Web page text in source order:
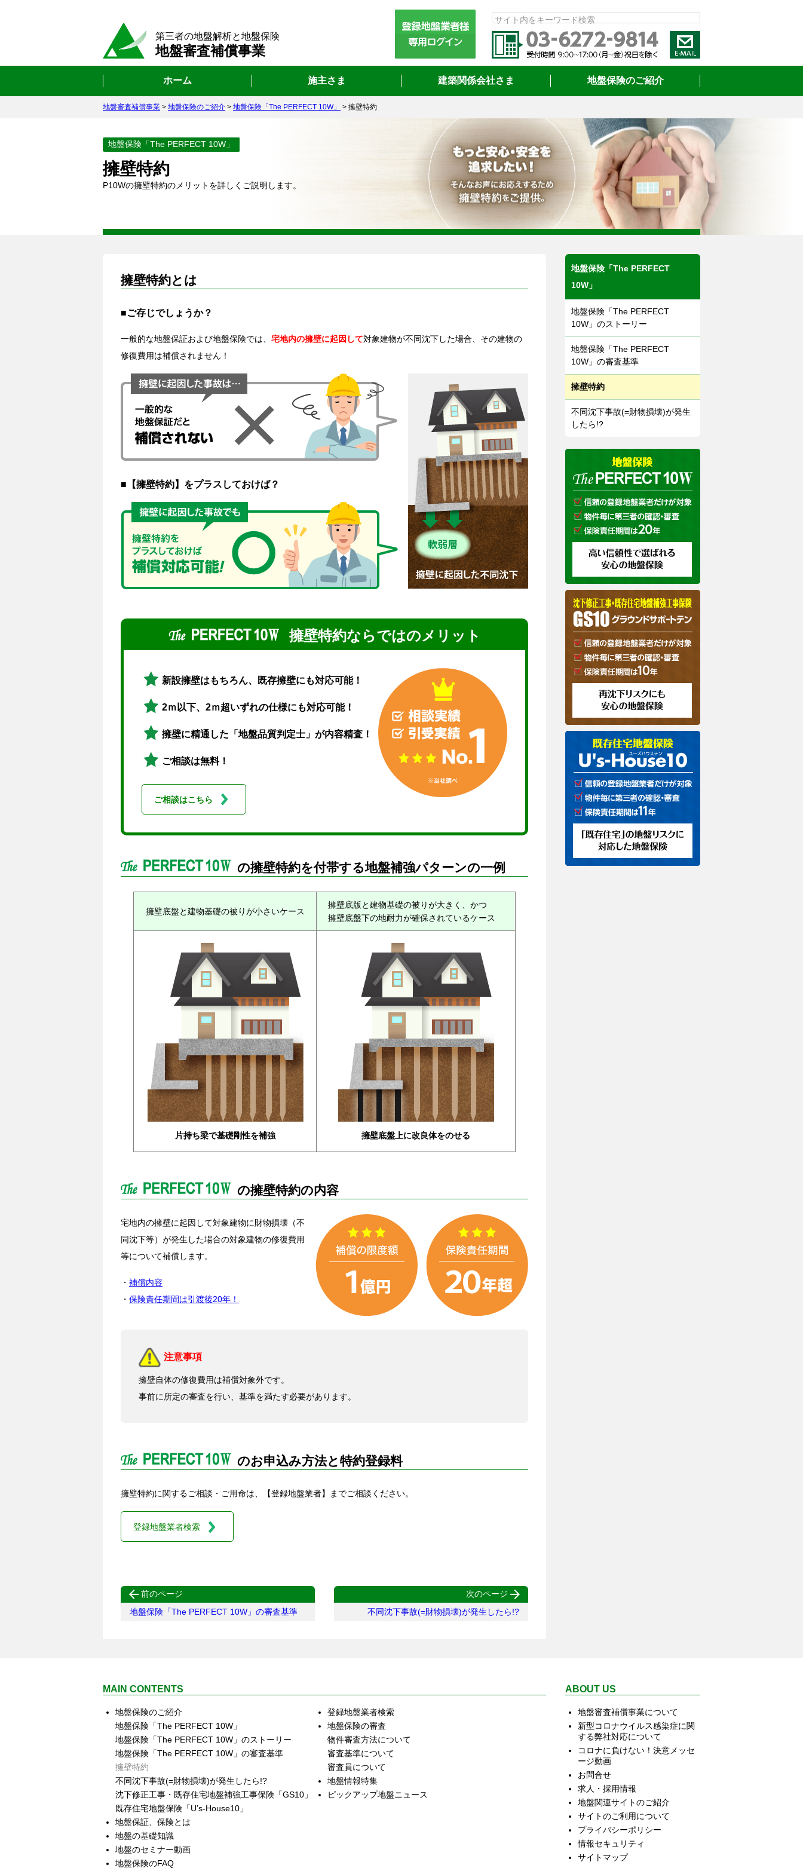
第三者の地盤解析と地盤保険
地盤審査補償事業
サイト内をキーワード検索
ホーム 施主さま 建築関係会社さま 地盤保険のご紹介
地盤審査補償事業 > 地盤保険のご紹介 > 地盤保険「The PERFECT 10W」 > 擁壁特約
地盤保険「The PERFECT 10W」
擁壁特約
P10Wの擁壁特約のメリットを詳しくご説明します。
擁壁特約とは
■ご存じでしょうか？
一般的な地盤保証および地盤保険では、 宅地内の擁壁に起因して対象建物が不同沈下した場合、その建物の
修復費用は補償されません！
■【擁壁特約】をプラスしておけば？
擁壁特約ならではのメリット
新設擁壁はもちろん、既存擁壁にも対応可能！
2ｍ以下、2ｍ超いずれの仕様にも対応可能！
擁壁に精通した「地盤品質判定士」が内容精査！
ご相談は無料！
ご相談はこちら
の擁壁特約を付帯する地盤補強パターンの一例
擁壁底盤と建物基礎の被りが小さいケース
擁壁底版と建物基礎の被りが大きく、かつ
擁壁底盤下の地耐力が確保されているケース
片持ち梁で基礎剛性を補強 擁壁底盤上に改良体をのせる
の擁壁特約の内容
宅地内の擁壁に起因して対象建物に財物損壊（不
同沈下等）が発生した場合の対象建物の修復費用
等について補償します。
・ 補償内容
・ 保険責任期間は引渡後20年！
注意事項
擁壁自体の修復費用は補償対象外です。
事前に所定の審査を行い、基準を満たす必要があります。
のお申込み方法と特約登録料
擁壁特約に関するご相談・ご用命は、【登録地盤業者】までご相談ください。
登録地盤業者検索
 前のページ
地盤保険「The PERFECT 10W」の審査基準
次のページ 
不同沈下事故(=財物損壊)が発生したら!?
地盤保険「The PERFECT
10W」
地盤保険「The PERFECT
10W」のストーリー
地盤保険「The PERFECT
10W」の審査基準
擁壁特約
不同沈下事故(=財物損壊)が発生
したら!?
MAIN CONTENTS
地盤保険のご紹介
地盤保険「The PERFECT 10W」
地盤保険「The PERFECT 10W」のストーリー
地盤保険「The PERFECT 10W」の審査基準
擁壁特約
不同沈下事故(=財物損壊)が発生したら!?
沈下修正工事・既存住宅地盤補強工事保険「GS10」
既存住宅地盤保険「U’s‐House10」
地盤保証、保険とは
地盤の基礎知識
地盤のセミナー動画
地盤保険のFAQ
登録地盤業者検索
地盤保険の審査
物件審査方法について
審査基準について
審査員について
地盤情報特集
ピックアップ地盤ニュース
ABOUT US
地盤審査補償事業について
新型コロナウイルス感染症に関
する弊社対応について
コロナに負けない！決意メッセ
ージ動画
お問合せ
求人・採用情報
地盤関連サイトのご紹介
サイトのご利用について
プライバシーポリシー
情報セキュリティ
サイトマップ